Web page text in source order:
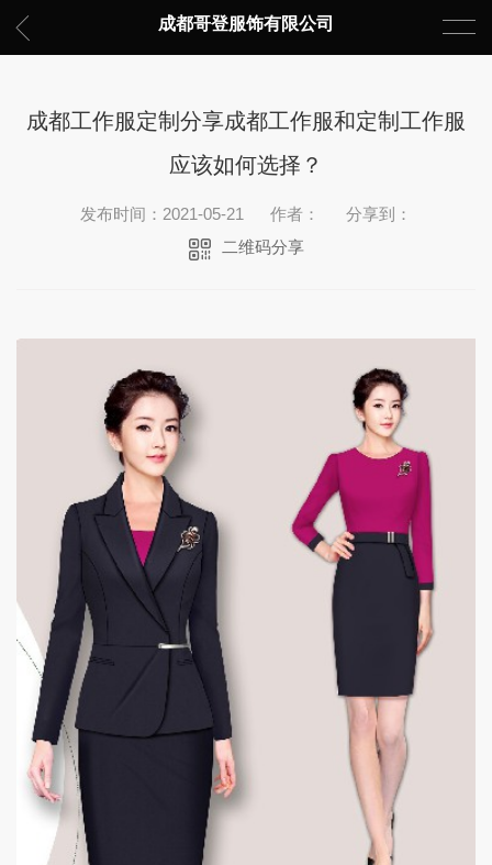
成都哥登服饰有限公司
成都工作服定制分享成都工作服和定制工作服
应该如何选择？
发布时间：2021-05-21 作者：
分享到：
二维码分享